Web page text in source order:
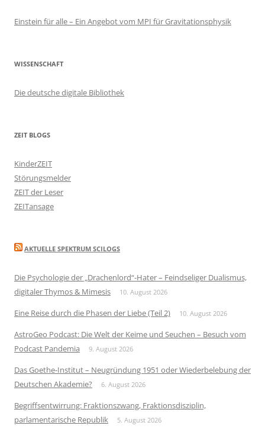
Einstein für alle – Ein Angebot vom MPI für Gravitationsphysik
WISSENSCHAFT
Die deutsche digitale Bibliothek
ZEIT BLOGS
KinderZEIT
Störungsmelder
ZEIT der Leser
ZEITansage
AKTUELLE SPEKTRUM SCILOGS
Die Psychologie der „Drachenlord“-Hater – Feindseliger Dualismus,
digitaler Thymos & Mimesis
10. August 2026
Eine Reise durch die Phasen der Liebe (Teil 2) 10. August 2026
AstroGeo Podcast: Die Welt der Keime und Seuchen – Besuch vom
Podcast Pandemia
9. August 2026
Das Goethe-Institut – Neugründung 1951 oder Wiederbelebung der
Deutschen Akademie?
6. August 2026
Begriffsentwirrung: Fraktionszwang, Fraktionsdisziplin,
parlamentarische Republik
5. August 2026